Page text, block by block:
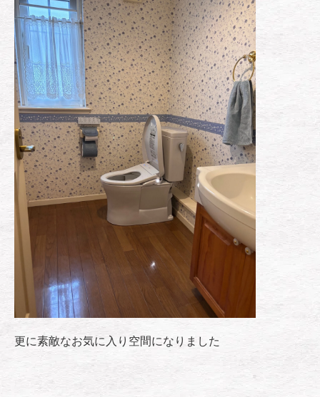
更に素敵なお気に入り空間になりました